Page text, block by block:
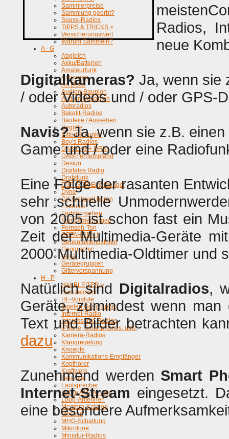
Sammlerpreise
Sammlung geerbt?
Spass-Radios
TIPPS & TRICKS >
Versicherungswert
Warum Sammeln?
A - G
Abgleich
Akku/Batterien
Amateurfunk
Antennen
Art Deco
Audion-Bauplan
Audion-Varianten
Autoradios
Bakelit-Radios
Bauteile / Aussehen
Begriffe
Bittorf & Funke
Boy's Radios
DAB DAB+ DRM
DAB-Fernempfang
Design
Digitales Radio
Drahtfunk
DSP-SDR Empfaenger
Dyne
DX Weltweit hören
Eisenlos
Farbfernsehen
Fernbedienungen
Fernseh-Ton
GEFAHREN !
Gegentaktendstufen
Geographic
GFGF
Gerätegruppen
Gittervorspannung
H - P
HALBLEITER >
Heinzelmann
HF-Vorstufe
Ingelen Geographic
Internet-Radio
Interessante Radios
iPhone, Smartphones, usw.
Kamera-Radios
Klangregelung
Knoepfe
Kommunikations-Empfänger
Kopfhörer
Kraftwerk
Belamie
Lautsprecher
Letzte AM-Sender
Loop-Antennen
Membra-Katalog
Messen
MHG-Schaltung
Mikrofone
Miniatur-Radios
Radios,
neue
Digitalkameras? Ja, wenn sie
/ oder Videos und / oder GPS-
Navis?Ja, wenn sie z.B. einen
Game und / oder eine
Eine Folge der rasanten
sehr schnelle
von 2005 ist schon fast ein
Zeit der Multimedia-Geräte
2000 Multimedia-Oldtimer und
Natürlich sind Digitalradios,
Geräte, zumindest wenn
Text und Bilder betrachten
dazu
Zunehmend werden Smart
Internet-Stream eingesetzt.
eine besondere